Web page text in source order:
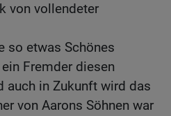
von vollendeter
so etwas Schönes
Fremder diesen
auch in Zukunft wird das
von Aarons Söhnen war